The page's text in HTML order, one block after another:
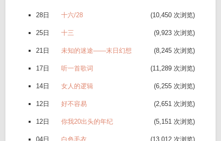
28日 十六/28 (10,450 次浏览)
25日 十三 (9,923 次浏览)
21日 未知的迷途——末日幻想 (8,245 次浏览)
17日 听一首歌词 (11,289 次浏览)
14日 女人的逻辑 (6,255 次浏览)
12日 好不容易 (2,651 次浏览)
12日 你我20出头的年纪 (5,151 次浏览)
04日 白色毛衣 (13,012 次浏览)